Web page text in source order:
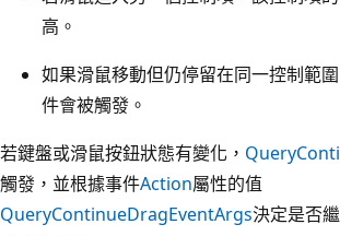
高。
如果滑鼠移動但仍停留在同一控制範圍
件會被觸發。
若鍵盤或滑鼠按鈕狀態有變化，
觸發，並根據事件Action屬性的值
QueryContinueDragEventArgs決定是否